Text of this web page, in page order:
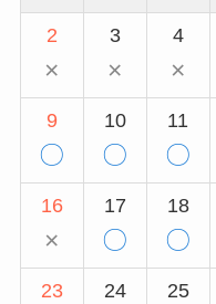
2
×
3
×
4
×
9
〇
10
〇
11
〇
16
×
17
〇
18
〇
23 24 25